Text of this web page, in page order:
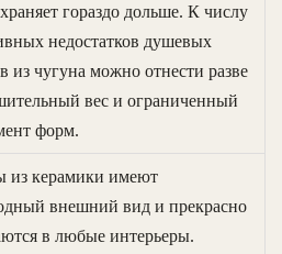
гораздо дольше. К числу
недостатков душевых
из чугуна можно отнести разве
вес и ограниченный
форм.
из керамики имеют
внешний вид и прекрасно
в любые интерьеры.